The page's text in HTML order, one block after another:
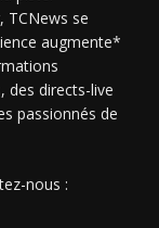
TCNews se
augmente*
des directs-live
passionnés de
nous :